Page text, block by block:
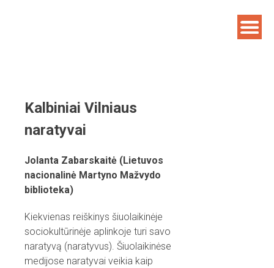
Kalbiniai Vilniaus
naratyvai
Jolanta Zabarskaitė (Lietuvos
nacionalinė Martyno Mažvydo
biblioteka)
Kiekvienas reiškinys šiuolaikinėje
sociokultūrinėje aplinkoje turi savo
naratyvą (naratyvus). Šiuolaikinėse
medijose naratyvai veikia kaip